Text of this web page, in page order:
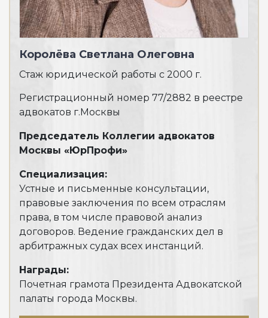
Королёва Светлана Олеговна
Стаж юридической работы с 2000 г.
Регистрационный номер 77/2882 в реестре
адвокатов г.Москвы
Председатель Коллегии адвокатов
Москвы «ЮрПрофи»
Специализация:
Устные и письменные консультации,
правовые заключения по всем отраслям
права, в том числе правовой анализ
договоров. Ведение гражданских дел в
арбитражных судах всех инстанций.
Награды:
Почетная грамота Президента Адвокатской
палаты города Москвы.